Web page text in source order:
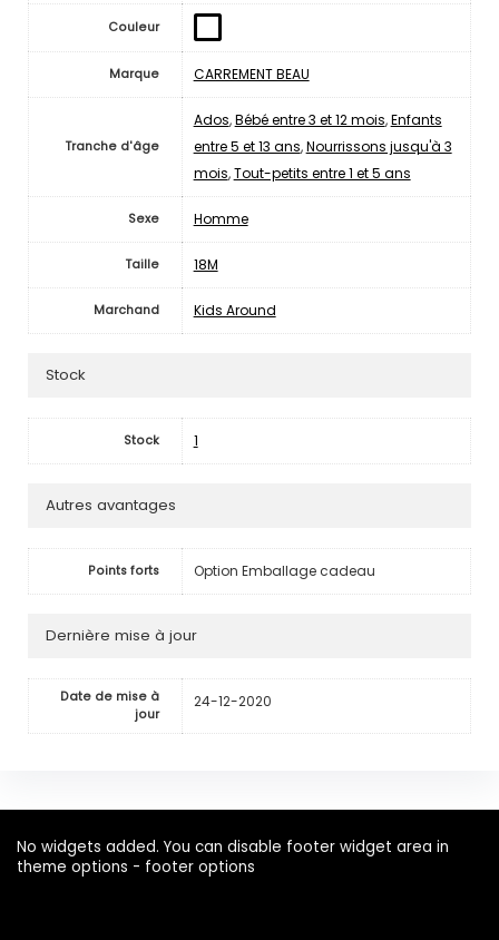
Couleur
Marque CARREMENT BEAU
Tranche d'âge
Ados,Bébé entre 3 et 12 mois,Enfants
entre 5 et 13 ans,Nourrissons jusqu'à 3
mois,Tout-petits entre 1 et 5 ans
Sexe Homme
Taille 18M
Marchand Kids Around
Stock
Stock 1
Autres avantages
Points forts Option Emballage cadeau
Dernière mise à jour
Date de mise à
jour
24-12-2020
No widgets added. You can disable footer widget area in
theme options - footer options